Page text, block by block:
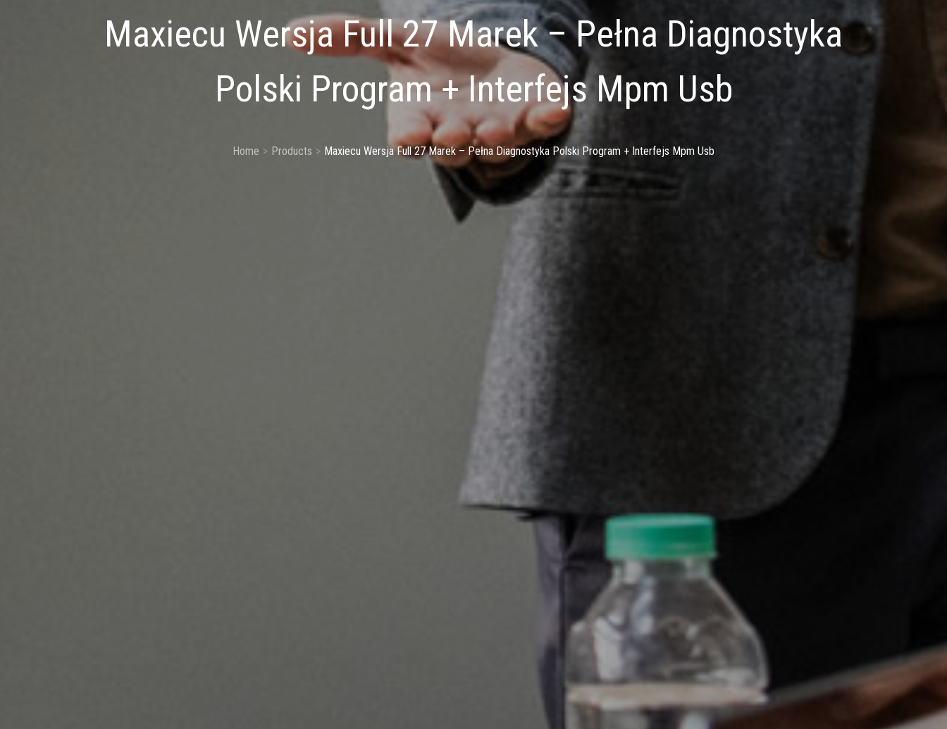
Maxiecu Wersja Full 27 Marek – Pełna Diagnostyka
Polski Program + Interfejs Mpm Usb
Home Products Maxiecu Wersja Full 27 Marek – Pełna Diagnostyka Polski Program + Interfejs Mpm Usb